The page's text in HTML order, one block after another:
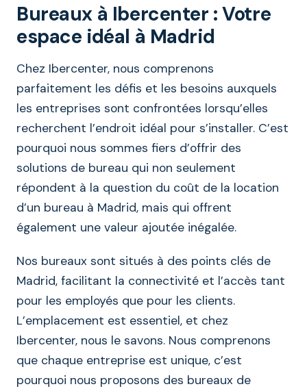
Bureaux à Ibercenter : Votre
espace idéal à Madrid
Chez Ibercenter, nous comprenons
parfaitement les défis et les besoins auxquels
les entreprises sont confrontées lorsqu’elles
recherchent l’endroit idéal pour s’installer. C’est
pourquoi nous sommes fiers d’offrir des
solutions de bureau qui non seulement
répondent à la question du coût de la location
d’un bureau à Madrid, mais qui offrent
également une valeur ajoutée inégalée.
Nos bureaux sont situés à des points clés de
Madrid, facilitant la connectivité et l’accès tant
pour les employés que pour les clients.
L’emplacement est essentiel, et chez
Ibercenter, nous le savons. Nous comprenons
que chaque entreprise est unique, c’est
pourquoi nous proposons des bureaux de